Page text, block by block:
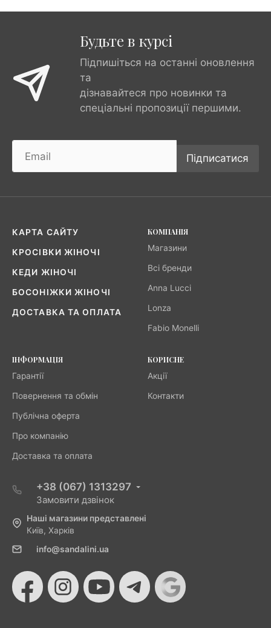
Будьте в курсі
Підпишіться на останні оновлення
та
дізнавайтеся про новинки та
спеціальні пропозиції першими.
Підписатися
КАРТА САЙТУ
КРОСІВКИ ЖІНОЧІ
КЕДИ ЖІНОЧІ
БОСОНІЖКИ ЖІНОЧІ
ДОСТАВКА ТА ОПЛАТА
КОМПАНІЯ
Магазини
Всі бренди
Anna Lucci
Lonza
Fabio Monelli
ІНФОРМАЦІЯ
Гарантії
Повернення та обмін
Публічна оферта
Про компанію
Доставка та оплата
КОРИСНЕ
Акції
Контакти
+38 (067) 1313297
Замовити дзвінок
Наші магазини представлені
Київ, Харків
info@sandalini.ua